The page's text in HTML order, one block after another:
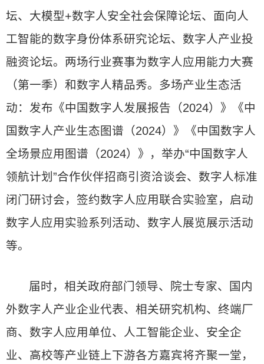
坛、大模型+数字人安全社会保障论坛、面向人
工智能的数字身份体系研究论坛、数字人产业投
融资论坛。两场行业赛事为数字人应用能力大赛
（第一季）和数字人精品秀。多场产业生态活
动：发布《中国数字人发展报告（2024）》《中
国数字人产业生态图谱（2024）》《中国数字人
全场景应用图谱（2024）》，举办“中国数字人
领航计划”合作伙伴招商引资洽谈会、数字人标准
闭门研讨会，签约数字人应用联合实验室，启动
数字人应用实验系列活动、数字人展览展示活动
等。
届时，相关政府部门领导、院士专家、国内
外数字人产业企业代表、相关研究机构、终端厂
商、数字人应用单位、人工智能企业、安全企
业、高校等产业链上下游各方嘉宾将齐聚一堂，